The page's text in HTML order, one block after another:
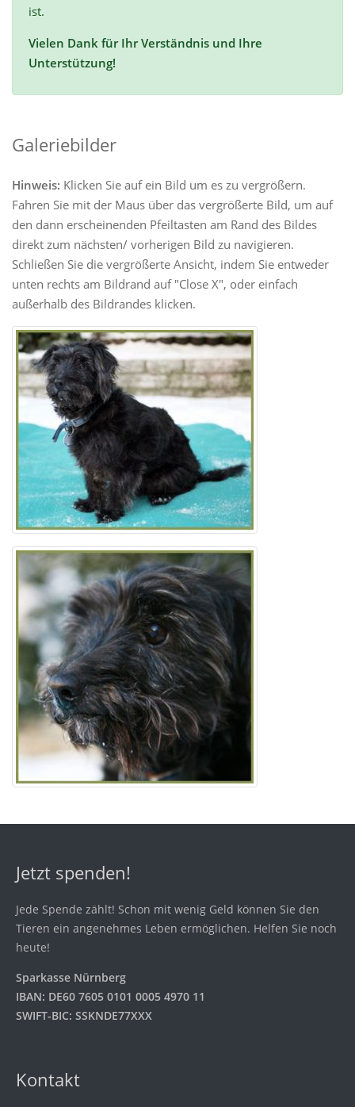
ist.
Vielen Dank für Ihr Verständnis und Ihre
Unterstützung!
Galeriebilder
Hinweis: Klicken Sie auf ein Bild um es zu vergrößern.
Fahren Sie mit der Maus über das vergrößerte Bild, um auf
den dann erscheinenden Pfeiltasten am Rand des Bildes
direkt zum nächsten/ vorherigen Bild zu navigieren.
Schließen Sie die vergrößerte Ansicht, indem Sie entweder
unten rechts am Bildrand auf "Close X", oder einfach
außerhalb des Bildrandes klicken.
Jetzt spenden!
Jede Spende zählt! Schon mit wenig Geld können Sie den
Tieren ein angenehmes Leben ermöglichen. Helfen Sie noch
heute!
Sparkasse Nürnberg
IBAN: DE60 7605 0101 0005 4970 11
SWIFT-BIC: SSKNDE77XXX
Kontakt